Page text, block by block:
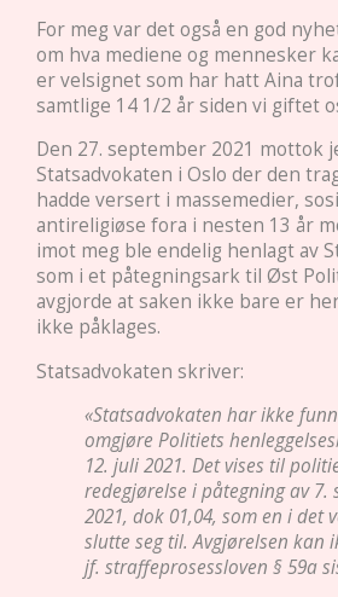
For meg var det også en god
om hva mediene og mennesker
er velsignet som har hatt Aina
samtlige 14 1/2 år siden vi giftet
Den 27. september 2021 mottok
Statsadvokaten i Oslo der den
hadde versert i massemedier,
antireligiøse fora i nesten 13 år
imot meg ble endelig henlagt av
som i et påtegningsark til Øst
avgjorde at saken ikke bare er
ikke påklages.
Statsadvokaten skriver:
«Statsadvokaten har ikke
omgjøre Politiets
12. juli 2021. Det vises til
redegjørelse i påtegning av 7.
2021, dok 01,04, som en i det
slutte seg til. Avgjørelsen kan
jf. straffeprosessloven § 59a